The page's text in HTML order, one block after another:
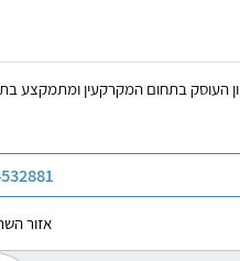
העוסק בתחום המקרקעין ומתמקצע
אזור